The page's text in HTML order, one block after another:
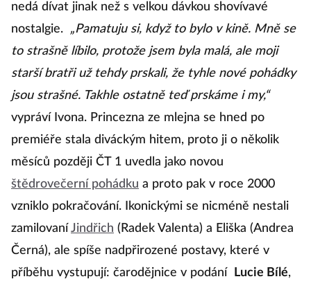
nedá dívat jinak než s velkou dávkou shovívavé
nostalgie.
„Pamatuju si, když to bylo v kině. Mně se
to strašně líbilo, protože jsem byla malá, ale moji
starší bratři už tehdy prskali, že tyhle nové pohádky
jsou strašné. Takhle ostatně teď prskáme i my,“
vypráví Ivona. Princezna ze mlejna se hned po
premiéře stala diváckým hitem, proto ji o několik
měsíců později ČT 1 uvedla jako novou
štědrovečerní pohádku a proto pak v roce 2000
vzniklo pokračování. Ikonickými se nicméně nestali
zamilovaní Jindřich (Radek Valenta) a Eliška (Andrea
Černá), ale spíše nadpřirozené postavy, které v
příběhu vystupují: čarodějnice v podání
Lucie Bílé,